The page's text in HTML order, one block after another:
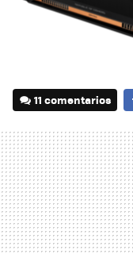
11 comentarios